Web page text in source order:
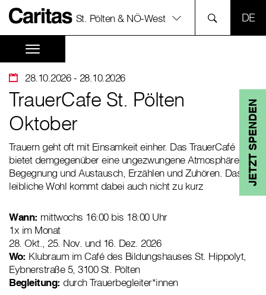
St. Pölten & NÖ-West
JETZT SPENDEN
28.10.2026- 28.10.2026
TrauerCafe St. Pölten
Oktober
Trauern geht oft mit Einsamkeit einher. Das TrauerCafé
bietet demgegenüber eine ungezwungene Atmosphäre für
Begegnung und Austausch, Erzählen und Zuhören. Das
leibliche Wohl kommt dabei auch nicht zu kurz
Wann: mittwochs 16:00 bis 18:00 Uhr
1x im Monat
28. Okt., 25. Nov. und 16. Dez. 2026
Wo: Klubraum im Café des Bildungshauses St. Hippolyt,
Eybnerstraße 5, 3100 St. Pölten
Begleitung: durch Trauerbegleiter*innen